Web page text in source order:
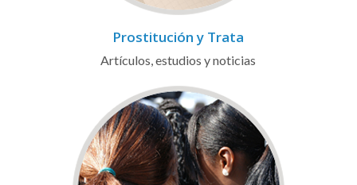
Prostitución y Trata
Artículos, estudios y noticias